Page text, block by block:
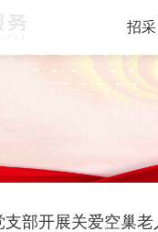
招采
部开展关爱空巢